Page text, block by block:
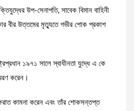
উপ-সেনাপতি, সাবেক বিমান বাহিনী
বীর উত্তমের মৃত্যুতে গভীর শোক প্রকাশ
১৯৭১ সালে স্বাধীনতা যুদ্ধে এ কে
করেন।
কামনা করেন এবং তাঁর শোকসন্তপ্ত